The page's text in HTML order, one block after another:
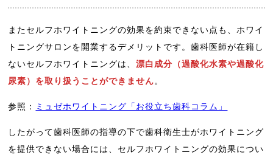
またセルフホワイトニングの効果を約束できない点も、ホワイ
トニングサロンを開業するデメリットです。歯科医師が在籍し
ないセルフホワイトニングは、漂白成分（過酸化水素や過酸化
尿素）を取り扱うことができません。
参照： ミュゼホワイトニング「お役立ち歯科コラム」
したがって歯科医師の指導の下で歯科衛生士がホワイトニング
を提供できない場合には、セルフホワイトニングの効果につい